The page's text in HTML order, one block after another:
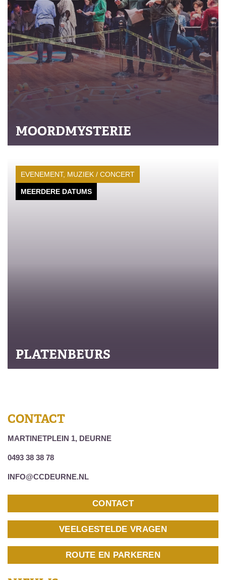
MOORDMYSTERIE
EVENEMENT, MUZIEK / CONCERT
MEERDERE DATUMS
PLATENBEURS
CONTACT
MARTINETPLEIN 1, DEURNE
0493 38 38 78
INFO@CCDEURNE.NL
CONTACT
VEELGESTELDE VRAGEN
ROUTE EN PARKEREN